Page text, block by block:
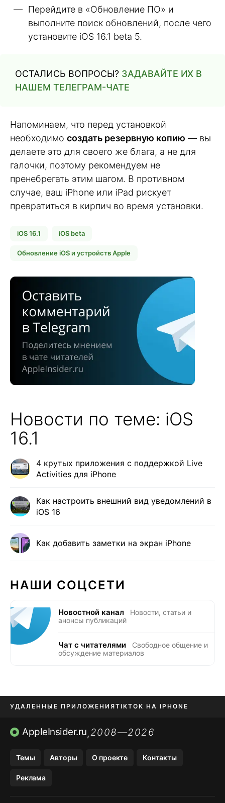
Перейдите в «Обновление ПО» и
выполните поиск обновлений, после чего
установите iOS 16.1 beta 5.
ОСТАЛИСЬ ВОПРОСЫ? ЗАДАВАЙТЕ ИХ В
НАШЕМ ТЕЛЕГРАМ-ЧАТЕ
Напоминаем, что перед установкой
необходимо создать резервную копию — вы
делаете это для своего же блага, а не для
галочки, поэтому рекомендуем не
пренебрегать этим шагом. В противном
случае, ваш iPhone или iPad рискует
превратиться в кирпич во время установки.
iOS 16.1 iOS beta
Обновление iOS и устройств Apple
Новости по теме: iOS
16.1
4 крутых приложения с поддержкой Live
Activities для iPhone
Как настроить внешний вид уведомлений в
iOS 16
Как добавить заметки на экран iPhone
НАШИ СОЦСЕТИ
Новостной канал
Новости, статьи и
анонсы публикаций
Чат с читателями
Свободное общение и
обсуждение материалов
УДАЛЕННЫЕ ПРИЛОЖЕНИЯTIKTOK НА IPHONE
ПРИЛОЖЕНИЯ БЕЗ APP STORE
AppleInsider.ru,2008—2026
Темы Авторы О проекте Контакты
Реклама